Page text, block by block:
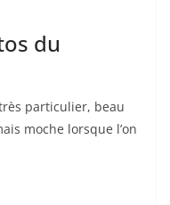
du
particulier, beau
moche lorsque l’on